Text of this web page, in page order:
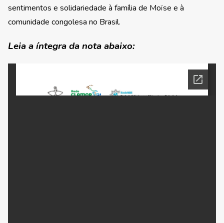
sentimentos e solidariedade à família de Moïse e à
comunidade congolesa no Brasil.
Leia a íntegra da nota abaixo: